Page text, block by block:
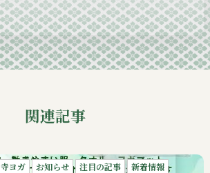
2024-09
関連記事
寺ヨガ お知らせ 注目の記事 新着情報